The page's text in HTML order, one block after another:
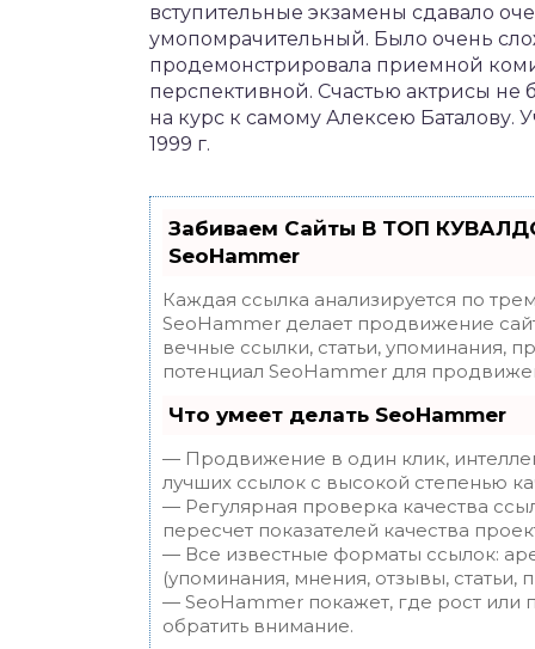
вступительные экзамены сдавало
умопомрачительный. Было очень
продемонстрировала приемной
перспективной. Счастью актрисы не
на курс к самому Алексею Баталову.
1999 г.
Забиваем Сайты В ТОП
SeoHammer
Каждая ссылка анализируется по
SeoHammer делает продвижение
вечные ссылки, статьи, упоминания,
потенциал SeoHammer для
Что умеет делать SeoHammer
— Продвижение в один клик,
лучших ссылок с высокой степенью
— Регулярная проверка качества
пересчет показателей качества
— Все известные форматы ссылок:
(упоминания, мнения, отзывы, статьи,
— SeoHammer покажет, где рост или
обратить внимание.